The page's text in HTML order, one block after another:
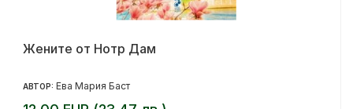
Жените от Нотр Дам
АВТОР: Ева Мария Баст